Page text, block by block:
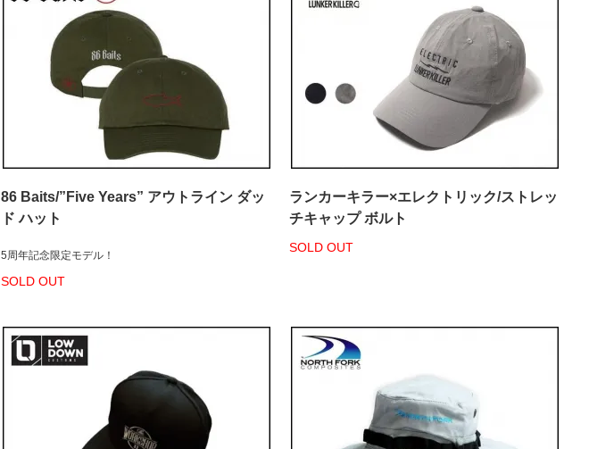
86 Baits/”Five Years” アウトライン ダッ
ド ハット
5周年記念限定モデル！
SOLD OUT
ランカーキラー×エレクトリック/ストレッ
チキャップ ボルト
SOLD OUT